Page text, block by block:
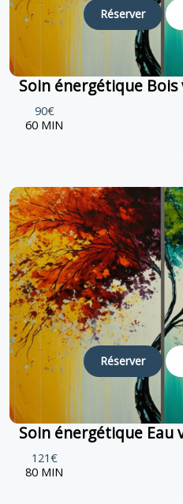
Réserver
Soin énergétique Bois
90€
60 MIN
Réserver
Soin énergétique Eau
121€
80 MIN